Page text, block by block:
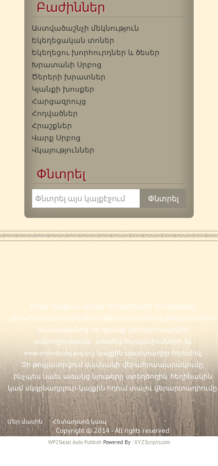
Բաժիններ
Աստվածաշնչի մեկնություն
Եկեղեցական տոներ
Եկեղեցու խորհուրդներ և ծեսեր
Խրատանի Սրբոց
Ծերերի խրատներ
Կյանքի խոսքեր
Հարցազրույց
Հոդվածներ
Հրաշքներ
Վարք Սրբոց
Վկայություններ
Փնտրել
Սույն կայքում առկա հոդվածների եւ նյութերի
վերահրապարակումն ու վերարտադրումը թույլատրվում
են պայմանով, որ դրանք վերարտադրվեն
ամբողջությամբ` առանց հապավումների եւ
www.orthodoxkyanq.org կայքին պարտադիր հղումով:
Չի թույլատրվում մասնակի վերահրապարակումը,
ինչպես նաեւ առանց նյութերը ստեղծողին, հեղինակին
կամ սկզբնաղբյուր-կայքին հղում տալու վերարտադրումը:
Մեր մասին Հետադարձ կապ
Copyright © 2014 - All rights reserved
WP2Social Auto Publish Powered By :XYZScripts.com